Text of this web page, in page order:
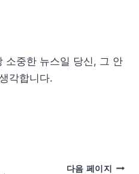
소중한 뉴스일 당신, 그 안
각합니다.
다음 페이지